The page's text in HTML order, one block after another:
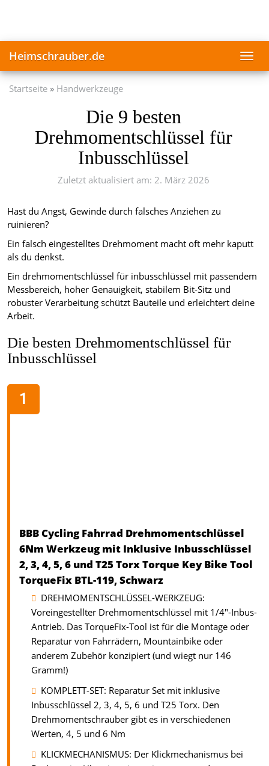
Heimschrauber.de
Startseite Handwerkzeuge
Die 9 besten
Drehmomentschlüssel für
Inbusschlüssel
Zuletzt aktualisiert am: 2. März 2026
Hast du Angst, Gewinde durch falsches Anziehen zu
ruinieren?
Ein falsch eingestelltes Drehmoment macht oft mehr kaputt
als du denkst.
Ein drehmomentschlüssel für inbusschlüssel mit passendem
Messbereich, hoher Genauigkeit, stabilem Bit-Sitz und
robuster Verarbeitung schützt Bauteile und erleichtert deine
Arbeit.
Die besten Drehmomentschlüssel für
Inbusschlüssel
BBB Cycling Fahrrad Drehmomentschlüssel
6Nm Werkzeug mit Inklusive Inbusschlüssel
2, 3, 4, 5, 6 und T25 Torx Torque Key Bike Tool
TorqueFix BTL-119, Schwarz
DREHMOMENTSCHLÜSSEL-WERKZEUG:
Voreingestellter Drehmomentschlüssel mit 1/4"-Inbus-
Antrieb. Das TorqueFix-Tool ist für die Montage oder
Reparatur von Fahrrädern, Mountainbike oder
anderem Zubehör konzipiert (und wiegt nur 146
Gramm!)
KOMPLETT-SET: Reparatur Set mit inklusive
Inbusschlüssel 2, 3, 4, 5, 6 und T25 Torx. Den
Drehmomentschrauber gibt es in verschiedenen
Werten, 4, 5 und 6 Nm
KLICKMECHANISMUS: Der Klickmechanismus bei